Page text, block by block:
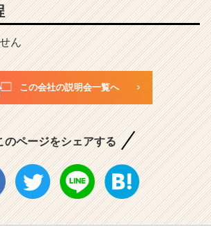
ん
この会社の説明会一覧へ
のページをシェアする